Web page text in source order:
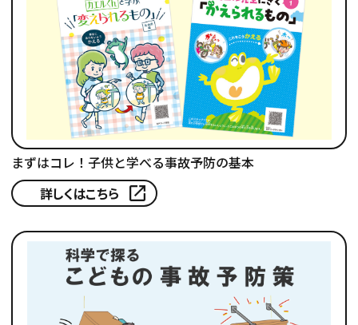
まずはコレ！子供と学べる事故予防の基本
詳しくはこちら